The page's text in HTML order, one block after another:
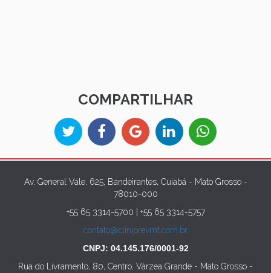
COMPARTILHAR
Av. General Vale, 625, Bandeirantes, Cuiabá - Mato Grosso -
78010-000
+55 65 3314-5700 | +55 65 3314-5757
contato@cliniprevmt.com.br
CNPJ: 04.145.176/0001-92
Rua do Livramento, 80, Centro, Várzea Grande - Mato Grosso -